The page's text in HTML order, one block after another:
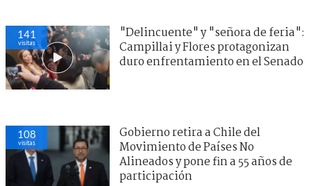
141
visitas
"Delincuente" y "señora de feria":
Campillai y Flores protagonizan
duro enfrentamiento en el Senado
108
visitas
Gobierno retira a Chile del
Movimiento de Países No
Alineados y pone fin a 55 años de
participación